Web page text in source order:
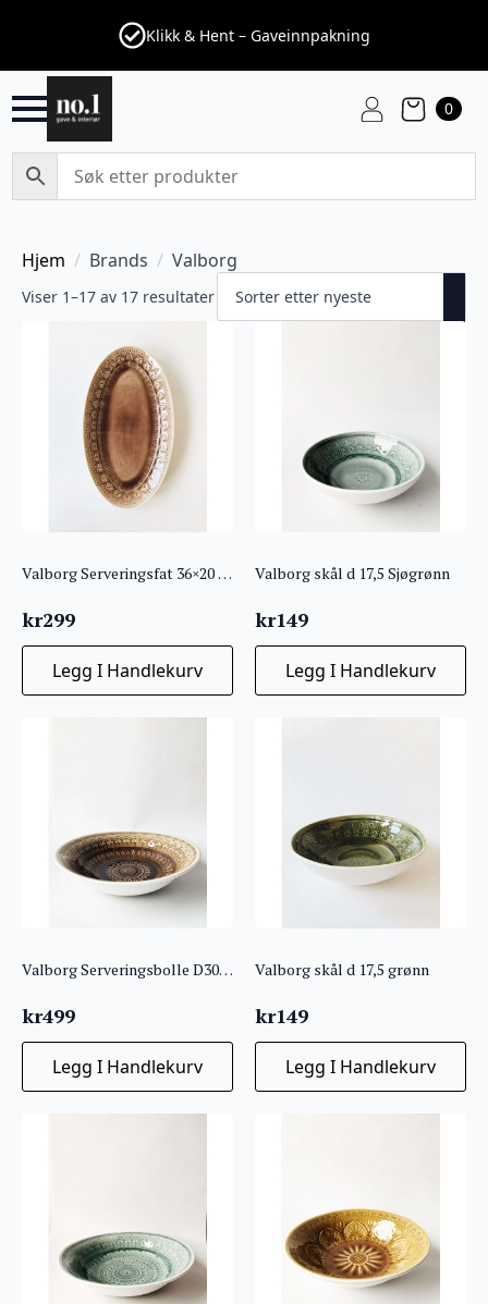
Klikk & Hent – Gaveinnpakning
0
Hjem Brands Valborg
Viser 1–17 av 17 resultater
Valborg Serveringsfat 36×20 aubergine
kr299
Legg I Handlekurv
Valborg skål d 17,5 Sjøgrønn
kr149
Legg I Handlekurv
Valborg Serveringsbolle D30 Brun
kr499
Legg I Handlekurv
Valborg skål d 17,5 grønn
kr149
Legg I Handlekurv